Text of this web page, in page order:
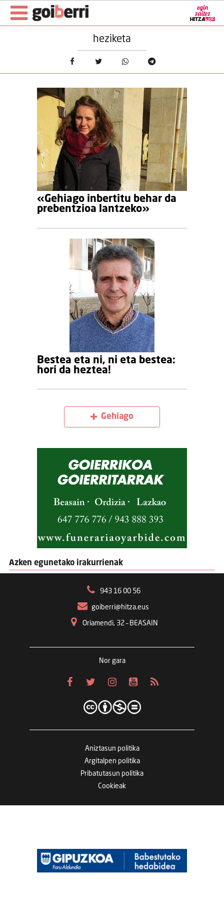
heziketa
«Gehiago inbertitu behar da
prebentzioa lantzeko»
Bestea eta ni, ni eta bestea:
hori da heztea!
Gehiago
Azken egunetako irakurrienak
943 16 00 56
goiberri@hitza.eus
Oriamendi, 32 – BEASAIN
Nor gara
Aniztasun politika
Argitalpen politika
Pribatutasun politika
Cookieak